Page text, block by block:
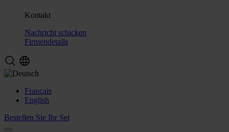
Kontakt
Nachricht schicken
Firmendetails
Français
English
Bestellen Sie Ihr Set